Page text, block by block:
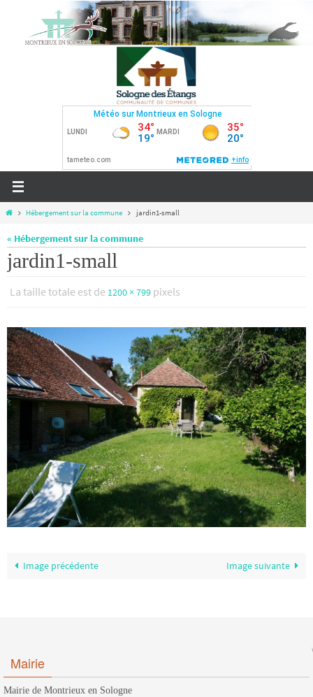
contenu
HomeHébergement sur la commune jardin1-small
« Hébergement sur la commune
jardin1-small
La taille totale est de 1200 × 799 pixels
Image précédente Image suivante
Mairie
Mairie de Montrieux en Sologne